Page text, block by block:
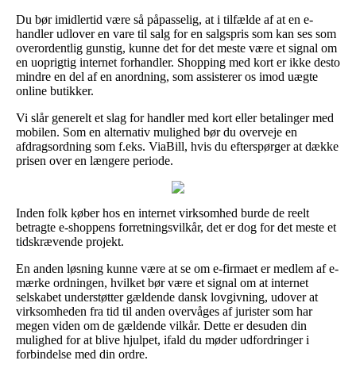
Du bør imidlertid være så påpasselig, at i tilfælde af at en e-
handler udlover en vare til salg for en salgspris som kan ses som
overordentlig gunstig, kunne det for det meste være et signal om
en uoprigtig internet forhandler. Shopping med kort er ikke desto
mindre en del af en anordning, som assisterer os imod uægte
online butikker.
Vi slår generelt et slag for handler med kort eller betalinger med
mobilen. Som en alternativ mulighed bør du overveje en
afdragsordning som f.eks. ViaBill, hvis du efterspørger at dække
prisen over en længere periode.
Inden folk køber hos en internet virksomhed burde de reelt
betragte e-shoppens forretningsvilkår, det er dog for det meste et
tidskrævende projekt.
En anden løsning kunne være at se om e-firmaet er medlem af e-
mærke ordningen, hvilket bør være et signal om at internet
selskabet understøtter gældende dansk lovgivning, udover at
virksomheden fra tid til anden overvåges af jurister som har
megen viden om de gældende vilkår. Dette er desuden din
mulighed for at blive hjulpet, ifald du møder udfordringer i
forbindelse med din ordre.